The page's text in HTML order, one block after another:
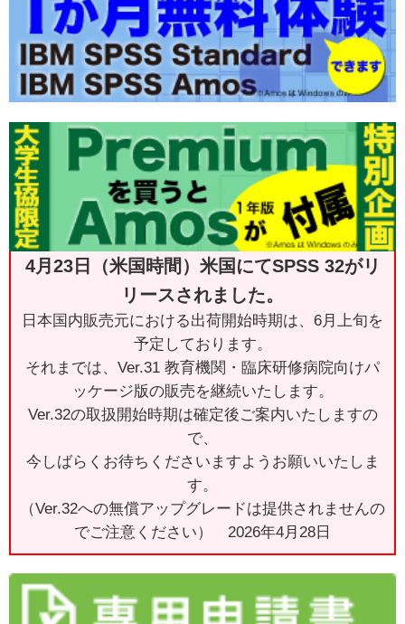
4月23日（米国時間）米国にてSPSS 32がリ
リースされました。
日本国内販売元における出荷開始時期は、6月上旬を
予定しております。
それまでは、Ver.31 教育機関・臨床研修病院向けパ
ッケージ版の販売を継続いたします。
Ver.32の取扱開始時期は確定後ご案内いたしますの
で、
今しばらくお待ちくださいますようお願いいたしま
す。
（Ver.32への無償アップグレードは提供されませんの
でご注意ください） 2026年4月28日